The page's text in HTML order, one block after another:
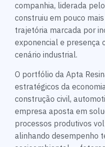
companhia, liderada
construiu em pouco
trajetória marcada por
exponencial e presença
cenário industrial.
O portfólio da Apta
estratégicos da
construção civil,
empresa aposta em
processos produtivos
alinhando desempenho